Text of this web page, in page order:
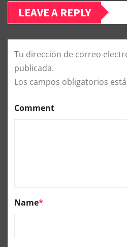
LEAVE A REPLY
Tu dirección de correo
publicada.
Los campos obligatorios
Comment
Name*